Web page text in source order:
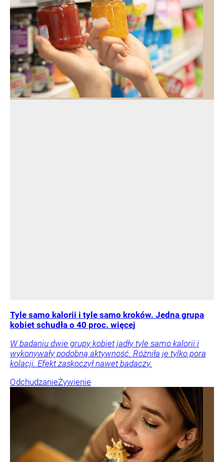
Tyle samo kalorii i tyle samo kroków. Jedna grupa
kobiet schudła o 40 proc. więcej
W badaniu dwie grupy kobiet jadły tyle samo kalorii i
wykonywały podobną aktywność. Różniła je tylko pora
kolacji. Efekt zaskoczył nawet badaczy.
OdchudzanieŻywienie